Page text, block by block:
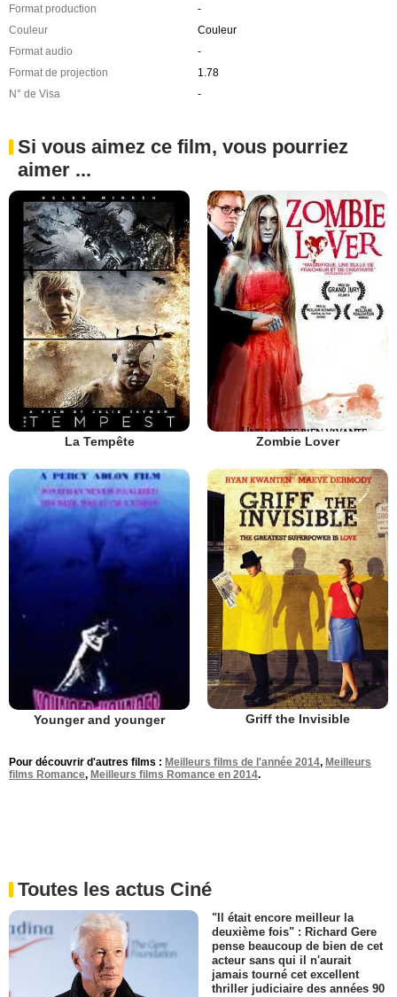
Format production
-
Couleur
Couleur
Format audio
-
Format de projection
1.78
N° de Visa
-
Si vous aimez ce film, vous pourriez
aimer ...
La Tempête Zombie Lover
Younger and younger Griff the Invisible
Pour découvrir d'autres films : Meilleurs films de l'année 2014, Meilleurs
films Romance, Meilleurs films Romance en 2014.
Toutes les actus Ciné
"Il était encore meilleur la
deuxième fois" : Richard Gere
pense beaucoup de bien de cet
acteur sans qui il n'aurait
jamais tourné cet excellent
thriller judiciaire des années 90